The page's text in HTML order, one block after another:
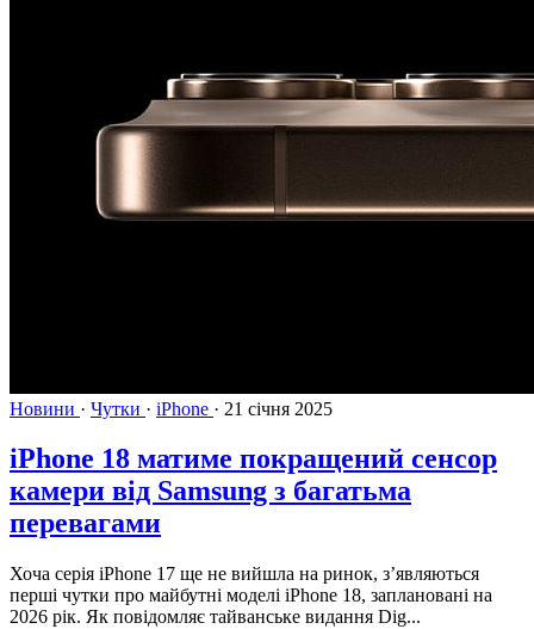
Новини · Чутки · iPhone · 21 січня 2025
iPhone 18 матиме покращений сенсор
камери від Samsung з багатьма
перевагами
Хоча серія iPhone 17 ще не вийшла на ринок, з’являються
перші чутки про майбутні моделі iPhone 18, заплановані на
2026 рік. Як повідомляє тайванське видання Dig...